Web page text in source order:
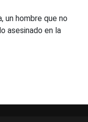
un hombre que no
asesinado en la